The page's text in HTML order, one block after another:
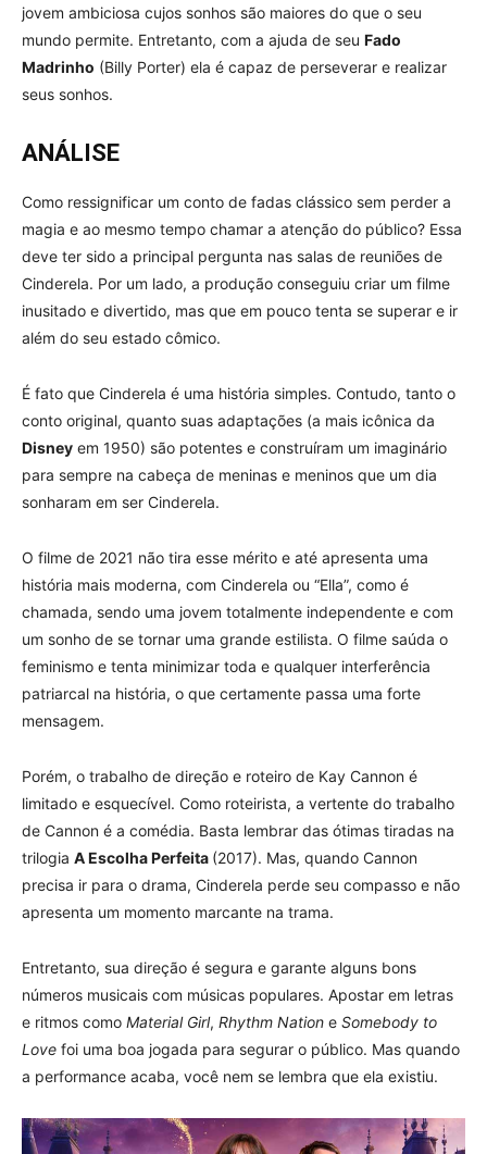
jovem ambiciosa cujos sonhos são maiores do que o seu
mundo permite. Entretanto, com a ajuda de seu Fado
Madrinho (Billy Porter) ela é capaz de perseverar e realizar
seus sonhos.
ANÁLISE
Como ressignificar um conto de fadas clássico sem perder a
magia e ao mesmo tempo chamar a atenção do público? Essa
deve ter sido a principal pergunta nas salas de reuniões de
Cinderela. Por um lado, a produção conseguiu criar um filme
inusitado e divertido, mas que em pouco tenta se superar e ir
além do seu estado cômico.
É fato que Cinderela é uma história simples. Contudo, tanto o
conto original, quanto suas adaptações (a mais icônica da
Disney em 1950) são potentes e construíram um imaginário
para sempre na cabeça de meninas e meninos que um dia
sonharam em ser Cinderela.
O filme de 2021 não tira esse mérito e até apresenta uma
história mais moderna, com Cinderela ou “Ella”, como é
chamada, sendo uma jovem totalmente independente e com
um sonho de se tornar uma grande estilista. O filme saúda o
feminismo e tenta minimizar toda e qualquer interferência
patriarcal na história, o que certamente passa uma forte
mensagem.
Porém, o trabalho de direção e roteiro de Kay Cannon é
limitado e esquecível. Como roteirista, a vertente do trabalho
de Cannon é a comédia. Basta lembrar das ótimas tiradas na
trilogia A Escolha Perfeita (2017). Mas, quando Cannon
precisa ir para o drama, Cinderela perde seu compasso e não
apresenta um momento marcante na trama.
Entretanto, sua direção é segura e garante alguns bons
números musicais com músicas populares. Apostar em letras
e ritmos como Material Girl, Rhythm Nation e Somebody to
Love foi uma boa jogada para segurar o público. Mas quando
a performance acaba, você nem se lembra que ela existiu.